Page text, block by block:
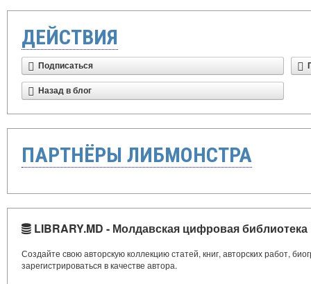
ДЕЙСТВИЯ
Подписаться
Назад в блог
ПАРТНЁРЫ ЛИБМОНСТРА
LIBRARY.MD - Молдавская цифровая библиотека
Создайте свою авторскую коллекцию статей, книг, авторских работ,
зарегистрироваться в качестве автора.